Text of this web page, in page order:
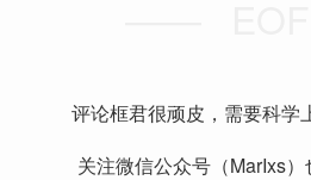
评论框君很顽皮，需要科学
关注微信公众号（MarIxs）